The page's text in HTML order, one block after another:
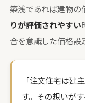
築浅であれば建物の
りが評価されやすい
合を意識した価格設
「注文住宅は建
す。その想いが